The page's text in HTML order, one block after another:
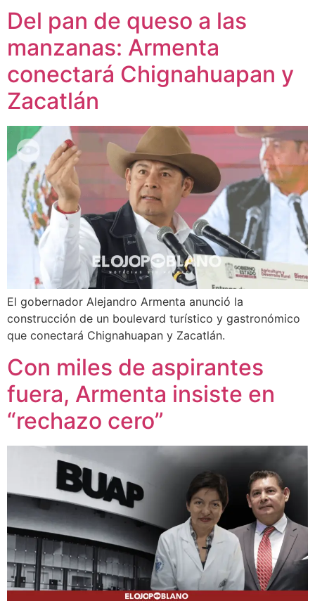
Del pan de queso a las
manzanas: Armenta
conectará Chignahuapan y
Zacatlán
El gobernador Alejandro Armenta anunció la
construcción de un boulevard turístico y gastronómico
que conectará Chignahuapan y Zacatlán.
Con miles de aspirantes
fuera, Armenta insiste en
“rechazo cero”